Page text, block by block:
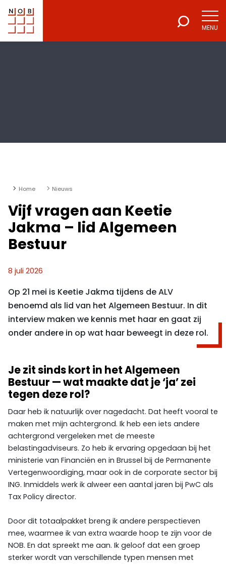
NOB
Voor een excellente beroepsuitoefening
MENU
Home Nieuws
Vijf vragen aan Keetie
Jakma – lid Algemeen
Bestuur
8 juli 2026
Op 21 mei is Keetie Jakma tijdens de ALV
benoemd als lid van het Algemeen Bestuur. In dit
interview maken we kennis met haar en gaat zij
onder andere in op wat haar beweegt in deze rol.
Je zit sinds kort in het Algemeen
Bestuur — wat maakte dat je ‘ja’ zei
tegen deze rol?
Daar heb ik natuurlijk over nagedacht. Dat heeft vooral te
maken met mijn achtergrond. Ik heb een iets andere
achtergrond vergeleken met de meeste
belastingadviseurs. Zo heb ik ervaring opgedaan bij het
ministerie van Financiën en in Brussel bij de Permanente
Vertegenwoordiging, maar ook in de corporate sector bij
ING. Inmiddels werk ik alweer een aantal jaren bij PwC als
Tax Policy director.
Door dit totaalpakket breng ik andere perspectieven
mee, waarmee ik van extra waarde hoop te zijn voor de
NOB. En dat spreekt me aan. Ik geloof dat een groep
sterker wordt van verschillende typen mensen met